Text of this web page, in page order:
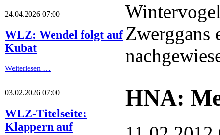
24.04.2026 07:00
WLZ: Wendel folgt auf
Kubat
Weiterlesen …
03.02.2026 07:00
WLZ-Titelseite:
Klappern auf
Zwerggans
HNA: